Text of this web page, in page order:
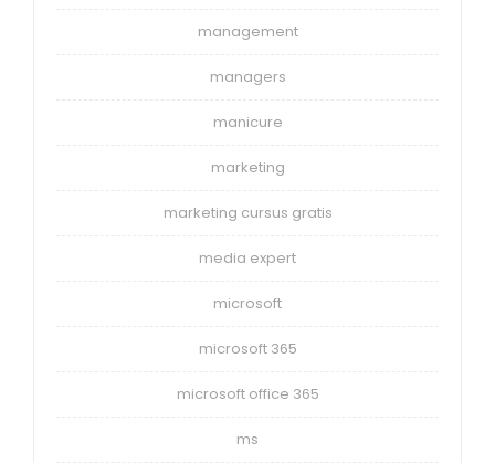
management
managers
manicure
marketing
marketing cursus gratis
media expert
microsoft
microsoft 365
microsoft office 365
ms